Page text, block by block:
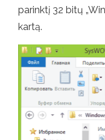
parinktį 32 bitų
kartą.